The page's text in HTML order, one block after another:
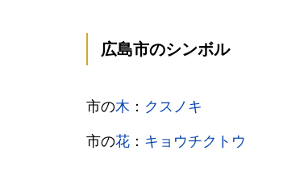
広島市のシンボル
市の木 ： クスノキ
市の花 ： キョウチクトウ